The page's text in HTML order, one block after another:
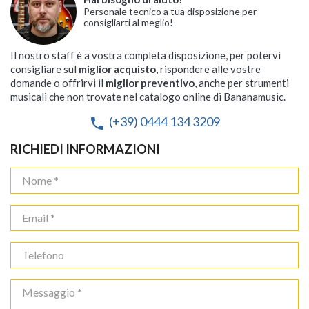
Personale tecnico a tua disposizione per
consigliarti al meglio!
Il nostro staff è a vostra completa disposizione, per potervi
consigliare sul miglior acquisto, rispondere alle vostre
domande o offrirvi il miglior preventivo, anche per strumenti
musicali che non trovate nel catalogo online di Bananamusic.
phone (+39) 0444 134 3209
RICHIEDI INFORMAZIONI